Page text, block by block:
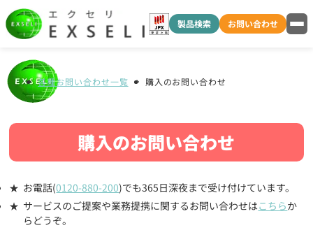
製品検索 お問い合わせ
各種お問い合わせ一覧 購入のお問い合わせ
購入のお問い合わせ
お電話(0120-880-200)でも365日深夜まで受け付けています。
サービスのご提案や業務提携に関するお問い合わせはこちらか
らどうぞ。